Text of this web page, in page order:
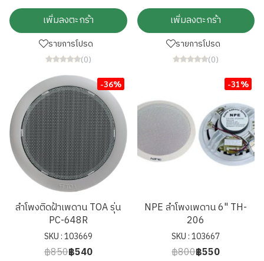
เพิ่มลงตะกร้า
รายการโปรด
(0)
เพิ่มลงตะกร้า
รายการโปรด
(0)
-36%
ลำโพงติดฝ้าเพดาน TOA รุ่น
PC-648R
SKU : 103669
฿850฿540
-31%
NPE ลำโพงเพดาน 6" TH-
206
SKU : 103667
฿800฿550